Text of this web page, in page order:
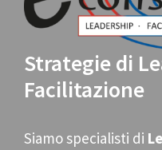
Strategie di
Facilitazione
Siamo specialisti di